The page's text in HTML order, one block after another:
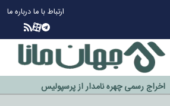
ارتباط با مادرباره ما
چرا طلا دوباره افزایشی شد؟
گزینه جدایی اوسمار روی میز مدیران پرسپولیس
آیا رئیس جمهور آمریکا قانون را دور می‌زند؟
اخراج رسمی چهره نامدار از پرسپولیس